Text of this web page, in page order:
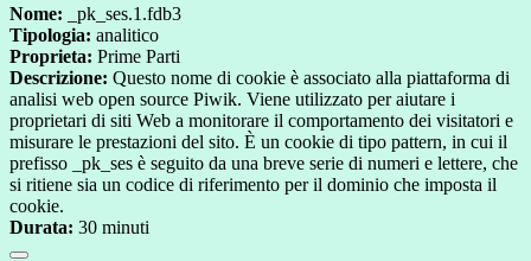
Nome: _pk_ses.1.fdb3
Tipologia: analitico
Proprieta: Prime Parti
Descrizione: Questo nome di cookie è associato alla piattaforma di
analisi web open source Piwik. Viene utilizzato per aiutare i
proprietari di siti Web a monitorare il comportamento dei visitatori e
misurare le prestazioni del sito. È un cookie di tipo pattern, in cui il
prefisso _pk_ses è seguito da una breve serie di numeri e lettere, che
si ritiene sia un codice di riferimento per il dominio che imposta il
cookie.
Durata: 30 minuti